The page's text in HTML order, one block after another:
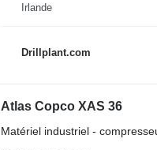
Irlande
Drillplant.com
Atlas Copco XAS 36
Matériel industriel -